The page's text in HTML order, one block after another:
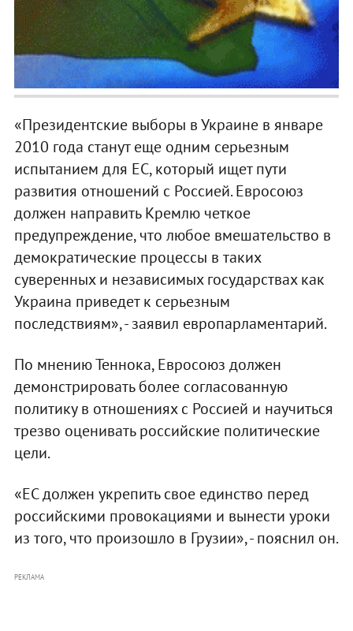
«Президентские выборы в Украине в январе
2010 года станут еще одним серьезным
испытанием для ЕС, который ищет пути
развития отношений с Россией. Евросоюз
должен направить Кремлю четкое
предупреждение, что любое вмешательство в
демократические процессы в таких
суверенных и независимых государствах как
Украина приведет к серьезным
последствиям», - заявил европарламентарий.
По мнению Теннока, Евросоюз должен
демонстрировать более согласованную
политику в отношениях с Россией и научиться
трезво оценивать российские политические
цели.
«ЕС должен укрепить свое единство перед
российскими провокациями и вынести уроки
из того, что произошло в Грузии», - пояснил он.
РЕКЛАМА